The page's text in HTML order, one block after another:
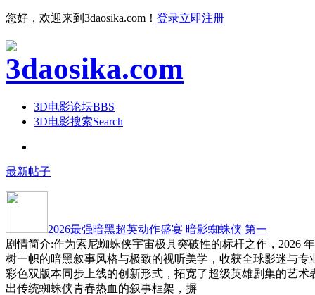
您好，欢迎来到3daosika.com！ 登录立即注册
3D电影论坛BBS
3D电影搜索Search
最新帖子
2026最强暗黑超英动作盛宴 暗影蜘蛛侠 第一
剧情简介:作为索尼蜘蛛侠宇宙极具突破性的标杆之作，2026
树一帜的暗黑叙事风格与极致的视听美学，收获全球影迷与
彩色双版本同步上线的创新形式，拓宽了超级英雄剧集的艺
出传统蜘蛛侠青春热血的叙事框架，摒